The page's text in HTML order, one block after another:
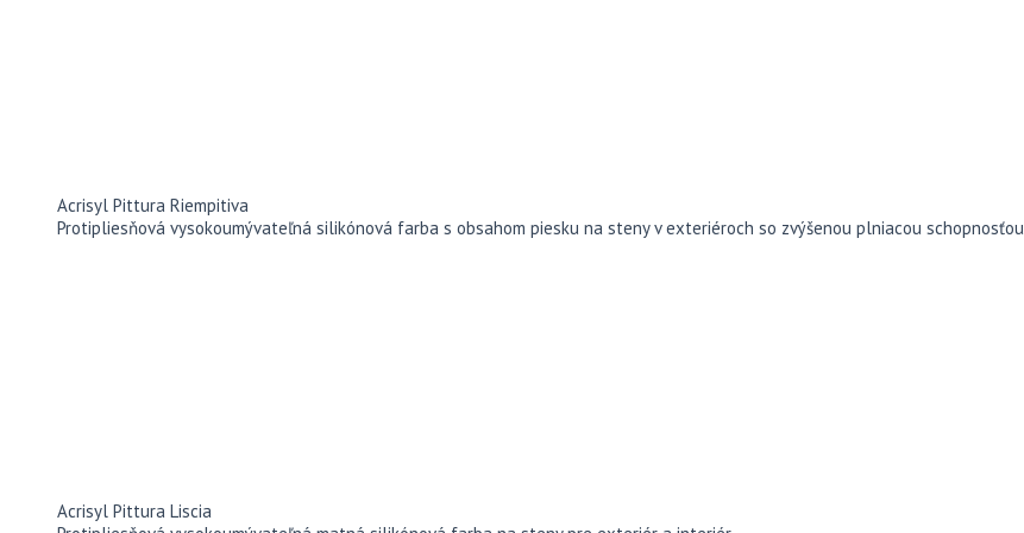
Acrisyl Pittura Riempitiva
Protipliesňová vysokoumývateľná silikónová farba s obsahom piesku na steny v exteriéroch so zvýšenou plniacou schopnosťou
Acrisyl Pittura Liscia